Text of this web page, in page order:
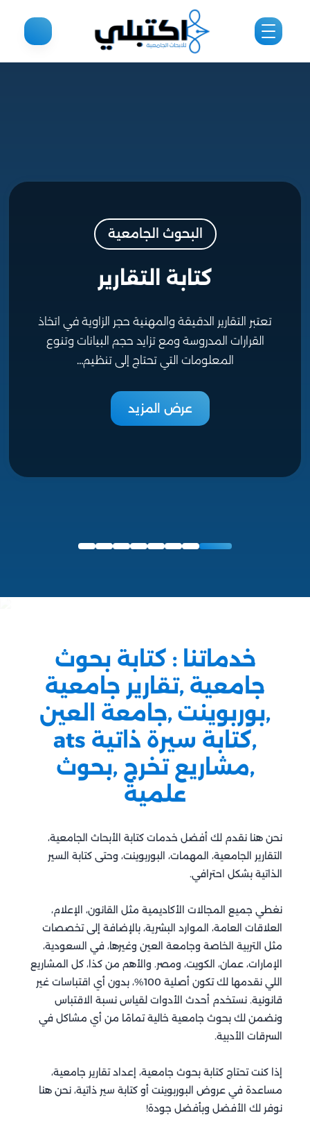
البحوث الجامعية
كتابة التقارير
تعتبر التقارير الدقيقة والمهنية حجر الزاوية في اتخاذ
القرارات المدروسة ومع تزايد حجم البيانات وتنوع
المعلومات التي تحتاج إلى تنظيم…
عرض المزيد
خدماتنا : كتابة بحوث
جامعية ,تقارير جامعية
,بوربوينت ,جامعة العين
,كتابة سيرة ذاتية ats
,مشاريع تخرج ,بحوث
علمية
نحن هنا نقدم لك أفضل خدمات كتابة الأبحاث الجامعية،
التقارير الجامعية، المهمات، البوربوينت، وحتى كتابة السير
الذاتية بشكل احترافي.
نغطي جميع المجالات الأكاديمية مثل القانون، الإعلام،
العلاقات العامة، الموارد البشرية، بالإضافة إلى تخصصات
مثل التربية الخاصة وجامعة العين وغيرها، في السعودية،
الإمارات، عمان، الكويت، ومصر. والأهم من كذا، كل المشاريع
اللي نقدمها لك تكون أصلية 100%، بدون أي اقتباسات غير
قانونية. نستخدم أحدث الأدوات لقياس نسبة الاقتباس
ونضمن لك بحوث جامعية خالية تمامًا من أي مشاكل في
السرقات الأدبية.
إذا كنت تحتاج كتابة بحوث جامعية، إعداد تقارير جامعية،
مساعدة في عروض البوربوينت أو كتابة سير ذاتية، نحن هنا
نوفر لك الأفضل وبأفضل جودة!